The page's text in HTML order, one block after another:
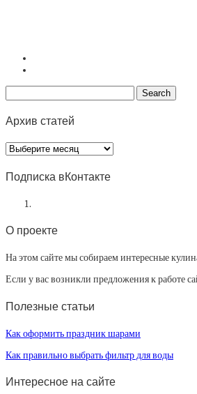
Архив статей
Архив
статей
Подписка вКонтакте
О проекте
На этом сайте мы собираем интересные
Если у вас возникли предложения к работе
Полезные статьи
Как оформить праздник шарами
Как правильно выбрать фильтр для воды
Интересное на сайте